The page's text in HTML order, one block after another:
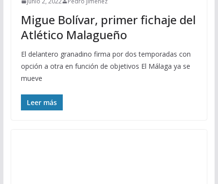
Migue Bolívar, primer fichaje del
Atlético Malagueño
El delantero granadino firma por dos temporadas con
opción a otra en función de objetivos El Málaga ya se
mueve
Leer más